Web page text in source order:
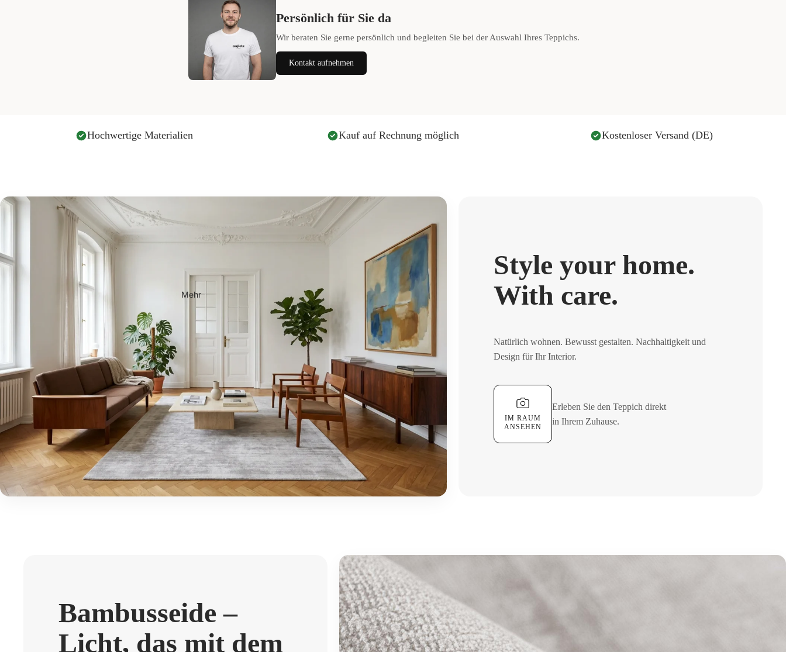
Mehr
Persönlich für Sie da
Wir beraten Sie gerne persönlich und begleiten Sie bei der Auswahl Ihres Teppichs.
Kontakt aufnehmen
Hochwertige Materialien Kauf auf Rechnung möglich Kostenloser Versand (DE)
Style your home.
With care.
Natürlich wohnen. Bewusst gestalten. Nachhaltigkeit und
Design für Ihr Interior.
IM RAUM
ANSEHEN
Erleben Sie den Teppich direkt
in Ihrem Zuhause.
Bambusseide –
Licht, das mit dem